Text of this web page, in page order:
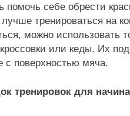
помочь себе обрести
лучше тренироваться на
можно использовать
или кеды. Их
с поверхностью мяча.
тренировок для